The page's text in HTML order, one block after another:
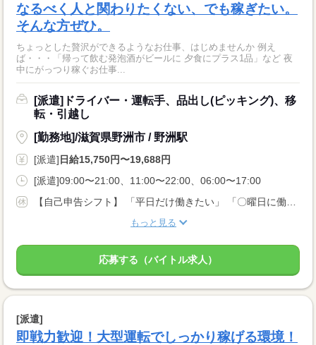
なるべく人と関わりたくない、でも稼ぎたい。
そんな方ぜひ。
ちょっとした贅沢ができるようなお仕事、はじめませんか 例え
ば・・・「帰って飲む発泡酒がビールに 夕食にプラス1品」など 夜
中にがっつり稼ぐお仕事...
[派遣]ドライバー・運転手、品出し(ピッキング)、移
転・引越し
[勤務地]/滋賀県野洲市 / 野洲駅
[派遣] 日給15,750円〜19,688円
[派遣]09:00〜21:00、11:00〜22:00、06:00〜17:00
もっと見る
応募する（バイトル求人）
[派遣]
即戦力歓迎！大型運転でしっかり稼げる環境！